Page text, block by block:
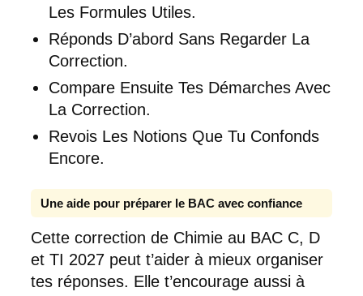
Les Formules Utiles.
Réponds D’abord Sans Regarder La
Correction.
Compare Ensuite Tes Démarches Avec
La Correction.
Revois Les Notions Que Tu Confonds
Encore.
Une aide pour préparer le BAC avec confiance
Cette correction de Chimie au BAC C, D
et TI 2027 peut t’aider à mieux organiser
tes réponses. Elle t’encourage aussi à